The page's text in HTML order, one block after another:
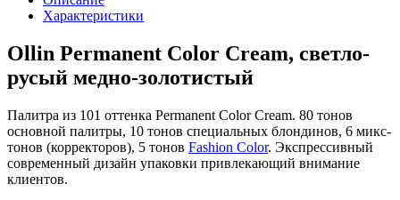
Характеристики
Ollin Permanent Color Cream, светло-
русый медно-золотистый
Палитра из 101 оттенка Permanent Color Cream. 80 тонов
основной палитры, 10 тонов специальных блондинов, 6 микс-
тонов (корректоров), 5 тонов Fashion Color. Экспрессивный
современный дизайн упаковки привлекающий внимание
клиентов.